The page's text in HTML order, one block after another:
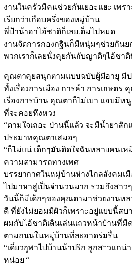
งานในครัวมีคนช่วยกันเยอะแยะ เพร
เรียกว่าเกือบครึ่งของหมู่บ้าน
พี่ป้าน้าอาไอ้ชาติก็เลยเต็มไปหมด
งานจัดการกองกฐินก็มีหนุ่มๆช่วยกันย
พวกเราก็เลยนั่งคุยกันกับญาติๆไอ้ชาติ
คุณตาคุยสนุกตามแบบฉบับผู้มีอายุ มี
ทั้งเรื่องการเมือง การค้า การเกษตร
เรื่องการบ้าน คุณตาก็ไม่เบา แอบมีห
ที่จะคอยหึงหวง
“ตามใจเถอะ ป่านนี้แล้ว จะมีน้ำยาสั
ประมาทคุณตาเสมอๆ
“ก็ไม่แน่ เด็กๆมันติดใจฉันหลายคนเ
ความสามารถทางเพศ
บรรยากาศในหมู่บ้านห่างไกลสังคมเ
ไปมาหาสู่เป็นจำนวนมาก รวมถึงสาว
วันนี้ก็มีเด็กๆของคุณตามาช่วยงานห
ดี ที่ยังไม่ยอมมีผัวก็เพราะอยู่แบบนี้ส
ผมกับไอ้ชาติเดินเล่นแถวหน้าบ้านที่มีด
ตามถนนในหมู่บ้านที่สะอาดร่มรื่น
“เดี๋ยวกูพาไปบ้านน้าปริก ลูกสาวแกน่
หน่อย “